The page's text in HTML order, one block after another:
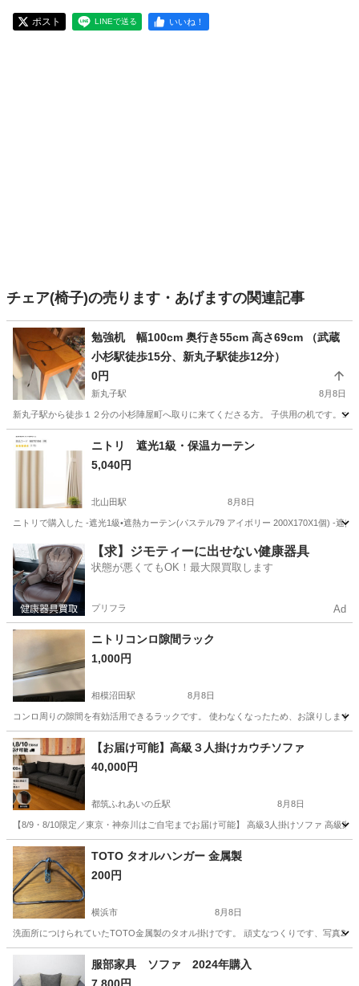
ポスト LINEで送る いいね！
チェア(椅子)の売ります・あげますの関連記事
勉強机 幅100cm 奥行き55cm 高さ69cm （武蔵
小杉駅徒歩15分、新丸子駅徒歩12分）
0円
新丸子駅 8月8日
新丸子駅から徒歩１２分の小杉陣屋町へ取りに来てくださる方。 子供用の机です。
神奈川 新丸子駅 オフィス用家具
ニトリ 遮光1級・保温カーテン
5,040円
北山田駅 8月8日
ニトリで購入した -遮光1級•遮熱カーテン(パステル79 アイボリー 200X170X1個) -遮
神奈川 横浜市 北山田駅 カーテン、ブラインド
【求】ジモティーに出せない健康器具
状態が悪くてもOK！最大限買取します
プリフラ Ad
ニトリコンロ隙間ラック
1,000円
相模沼田駅 8月8日
コンロ周りの隙間を有効活用できるラックです。 使わなくなったため、お譲りしま
神奈川 小田原市 相模沼田駅 収納家具
【お届け可能】高級３人掛けカウチソファ
40,000円
都筑ふれあいの丘駅 8月8日
【8/9・8/10限定／東京・神奈川はご自宅までお届け可能】 高級3人掛けソファ 高級
神奈川 横浜市 都筑ふれあいの丘駅 ソファ
TOTO タオルハンガー 金属製
200円
横浜市 8月8日
洗面所につけられていたTOTO金属製のタオル掛けです。 頑丈なつくりです、写真2
横浜市 インテリア雑貨/小物 TOTO
服部家具 ソファ 2024年購入